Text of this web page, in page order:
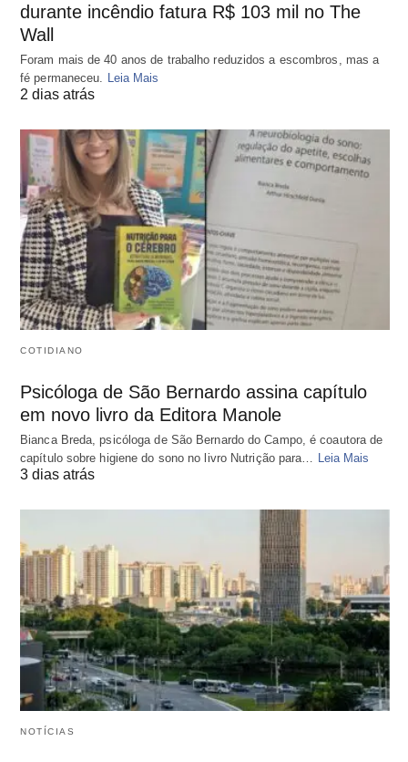
durante incêndio fatura R$ 103 mil no The
Wall
Foram mais de 40 anos de trabalho reduzidos a escombros, mas a
fé permaneceu. Leia Mais
2 dias atrás
COTIDIANO
Psicóloga de São Bernardo assina capítulo
em novo livro da Editora Manole
Bianca Breda, psicóloga de São Bernardo do Campo, é coautora de
capítulo sobre higiene do sono no livro Nutrição para… Leia Mais
3 dias atrás
NOTÍCIAS